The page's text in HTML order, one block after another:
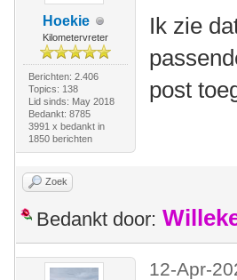
Hoekie
Kilometervreter
Berichten: 2.406
Topics: 138
Lid sinds: May 2018
Bedankt: 8785
3991 x bedankt in
1850 berichten
Ik zie
post
Zoek
Bedankt door:
12-Apr-